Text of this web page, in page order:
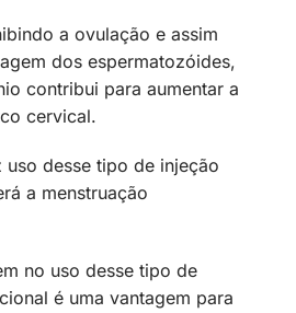
a ovulação e assim
dos espermatozóides,
contribui para aumentar a
cervical.
desse tipo de injeção
a menstruação
no uso desse tipo de
é uma vantagem para